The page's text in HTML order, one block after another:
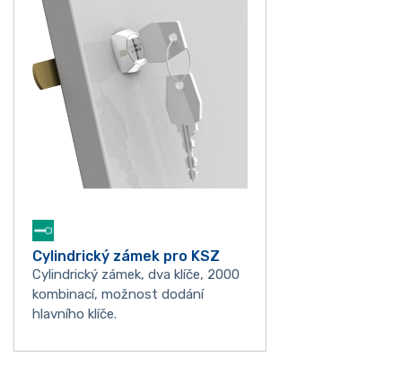
Cylindrický zámek pro KSZ
Cylindrický zámek, dva klíče, 2000
kombinací, možnost dodání
hlavního klíče.